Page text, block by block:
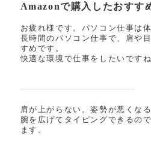
Amazonで購入したおすす
お疲れ様です。パソコン仕事は
長時間のパソコン仕事で、肩や
すめです。
快適な環境で仕事をしたいですね
肩が上がらない。姿勢が悪くなる
腕を広げてタイピングできるの
ます。